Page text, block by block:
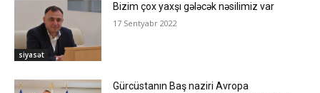
siyasət
Bizim çox yaxşı gələcək nəsilimiz var
17 Sentyabr 2022
Gürcüstanın Baş naziri Avropa